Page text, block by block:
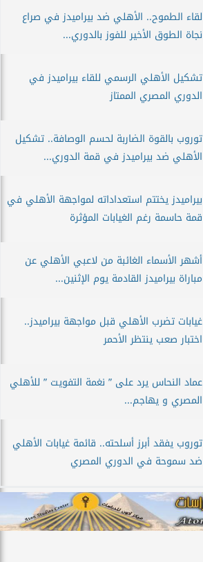
لقاء الطموح.. الأهلي ضد بيراميدز في صراع
نجاة الطوق الأخير للفوز بالدوري...
تشكيل الأهلي الرسمي للقاء بيراميدز في
الدوري المصري الممتاز
توروب بالقوة الضاربة لحسم الوصافة.. تشكيل
الأهلي ضد بيراميدز في قمة الدوري...
بيراميدز يختتم استعداداته لمواجهة الأهلي في
قمة حاسمة رغم الغيابات المؤثرة
أشهر الأسماء الغائبة من لاعبي الأهلي عن
مباراة بيراميدز القادمة يوم الإثنين...
غيابات تضرب الأهلي قبل مواجهة بيراميدز..
اختبار صعب ينتظر الأحمر
عماد النحاس يرد على ” نغمة التفويت ” للأهلي
المصري و يهاجم...
توروب يفقد أبرز أسلحته.. قائمة غيابات الأهلي
ضد سموحة في الدوري المصري